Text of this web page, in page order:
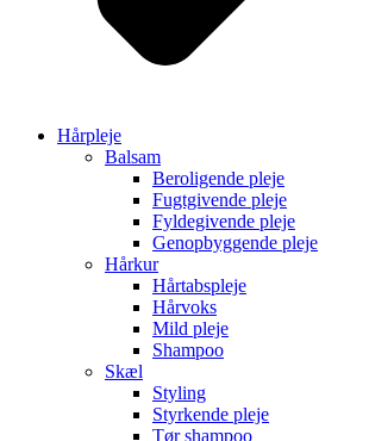
Hårpleje
Balsam
Beroligende pleje
Fugtgivende pleje
Fyldegivende pleje
Genopbyggende pleje
Hårkur
Hårtabspleje
Hårvoks
Mild pleje
Shampoo
Skæl
Styling
Styrkende pleje
Tør shampoo